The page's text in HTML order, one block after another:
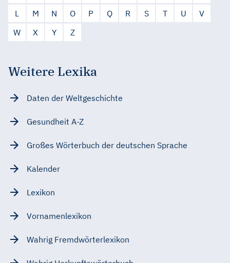
L
M N O P Q R S T U
V
W
X Y Z
Weitere Lexika
Daten der Weltgeschichte
Gesundheit A-Z
Großes Wörterbuch der deutschen Sprache
Kalender
Lexikon
Vornamenlexikon
Wahrig Fremdwörterlexikon